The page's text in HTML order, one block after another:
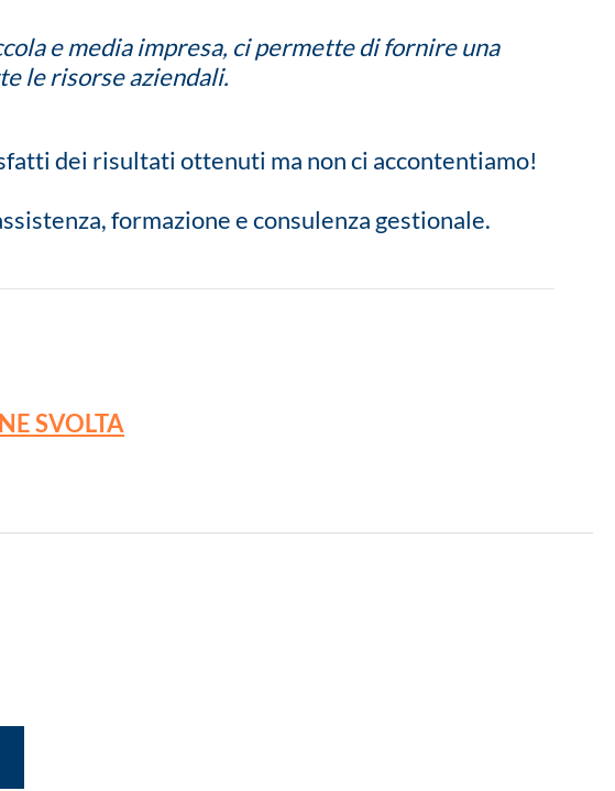
e media impresa, ci permette di fornire una
le risorse aziendali.
dei risultati ottenuti ma non ci accontentiamo!
formazione e consulenza gestionale.
SVOLTA